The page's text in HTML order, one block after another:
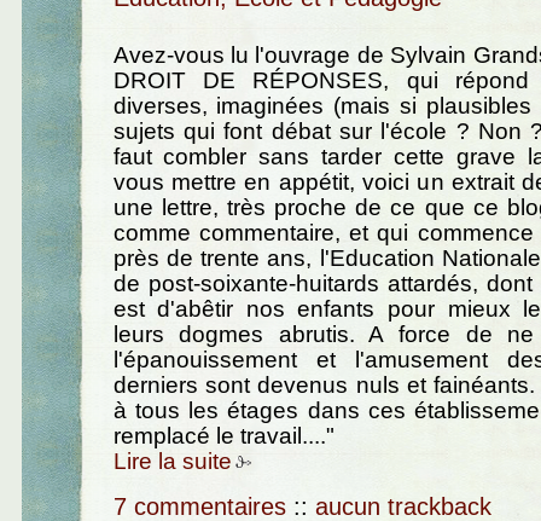
Avez-vous lu l'ouvrage de Sylvain
DROIT DE RÉPONSES, qui
diverses, imaginées (mais si
sujets qui font débat sur l'école ? Non
faut combler sans tarder cette grave
vous mettre en appétit, voici un extrait
une lettre, très proche de ce que ce
comme commentaire, et qui
près de trente ans, l'Education
de post-soixante-huitards attardés, dont
est d'abêtir nos enfants pour mieux
leurs dogmes abrutis. A force de
l'épanouissement et l'amusement
derniers sont devenus nuls et
à tous les étages dans ces
remplacé le travail...."
Lire la suite
7 commentaires :: aucun trackback